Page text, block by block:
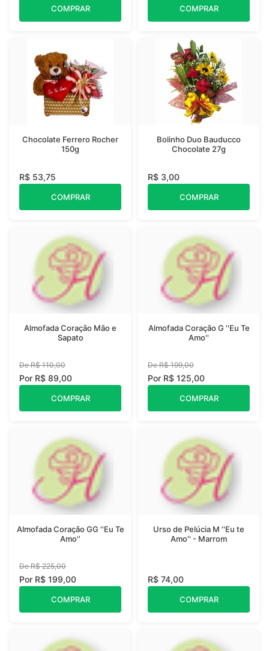
COMPRAR COMPRAR
Chocolate Ferrero Rocher
150g
R$ 53,75
COMPRAR
Bolinho Duo Bauducco
Chocolate 27g
R$ 3,00
COMPRAR
Almofada Coração Mão e
Sapato
De R$ 110,00
Por R$ 89,00
COMPRAR
Almofada Coração G ''Eu Te
Amo''
De R$ 199,00
Por R$ 125,00
COMPRAR
Almofada Coração GG ''Eu Te
Amo''
De R$ 225,00
Por R$ 199,00
COMPRAR
Urso de Pelúcia M ''Eu te
Amo'' - Marrom
R$ 74,00
COMPRAR